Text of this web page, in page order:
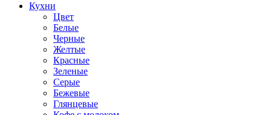
Кухни
Цвет
Белые
Черные
Желтые
Красные
Зеленые
Серые
Бежевые
Глянцевые